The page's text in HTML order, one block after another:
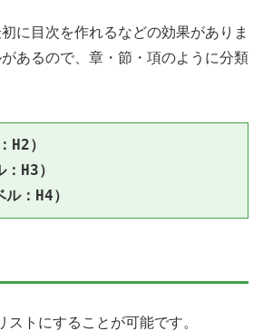
に目次を作れるなどの効果がありま
あるので、章・節・項のように分類
H2）
H3）
：H4）
ストにすることが可能です。